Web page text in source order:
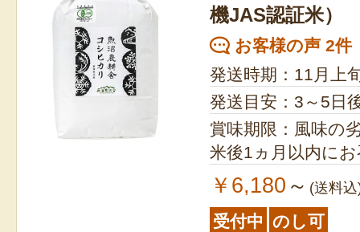
機JAS認証米）
お客様の声 2件
発送時期：11月上
発送目安：3～5日
賞味期限：風味の
米後1ヵ月以内に
￥6,180 ～ (送料
受付中 のし可